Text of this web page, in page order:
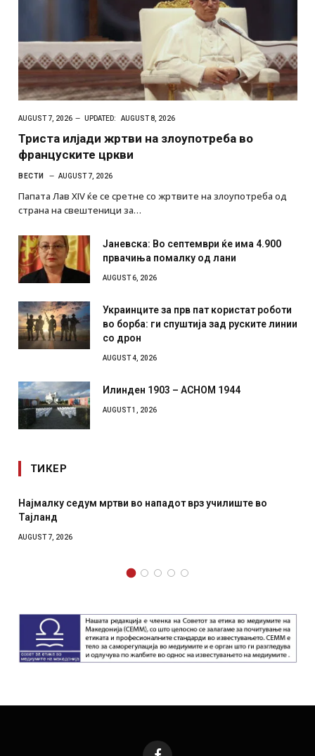
AUGUST 7, 2026 UPDATED: AUGUST 8, 2026
Триста илјади жртви на злоупотреба во
француските цркви
ВЕСТИ AUGUST 7, 2026
Папата Лав XIV ќе се сретне со жртвите на злоупотреба од
страна на свештеници за…
Јаневска: Во септември ќе има 4.900
првачиња помалку од лани
AUGUST 6, 2026
Украинците за прв пат користат роботи
во борба: ги спуштија зад руските линии
со дрон
AUGUST 4, 2026
Илинден 1903 – АСНОМ 1944
AUGUST 1, 2026
ТИКЕР
врз училиште во
СОЗИС: Украинците повеќе им